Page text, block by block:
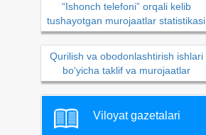
“Ishonch telefoni” orqali kelib
tushayotgan murojaatlar statistikasi
Qurilish va obodonlashtirish ishlari
bo‘yicha taklif va murojaatlar
Viloyat gazetalari